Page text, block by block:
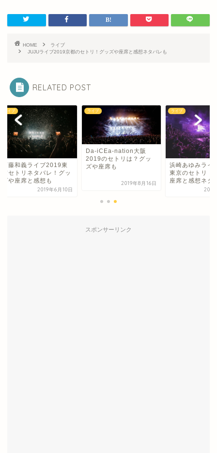
HOME
ライブ
JUJUライブ2019京都のセトリ！グッズや座席と感想ネタバレも
RELATED POST
和義ライブ2019東
トリネタバレ！グッ
座席と感想も
2019年6月10日
ライブ
Da-iCEa-nation大阪
2019のセトリは？グッ
ズや座席も
2019年8月16日
ライブ
浜崎あゆみライブ
東京のセトリ！グッ
座席と感想ネタバレ
2019年6
スポンサーリンク